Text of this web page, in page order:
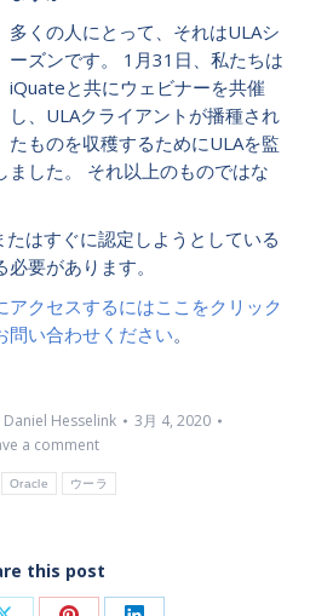
多くの人にとって、それはULAシ
ーズンです。 1月31日、私たちは
iQuateと共にウェビナーを共催
し、ULAクライアントが播種され
たものを収穫するためにULAを監
した。 それ以上のものではな
はすぐに認定しようとしている
要があります。
アクセスするにはここをクリック
問い合わせください。
Daniel Hesselink
3月 4, 2020
a comment
Oracle ウーラ
this post